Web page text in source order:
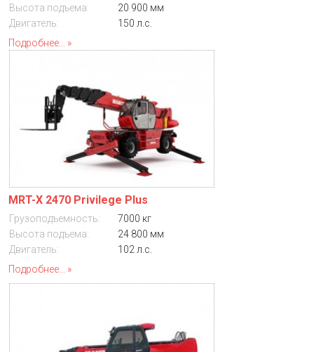
Высота подъема:
20 900 мм
Двигатель:
150 л.с.
Подробнее...
MRT-X 2470 Privilege Plus
Грузоподъемность:
7000 кг
Высота подъема:
24 800 мм
Двигатель:
102 л.с.
Подробнее...